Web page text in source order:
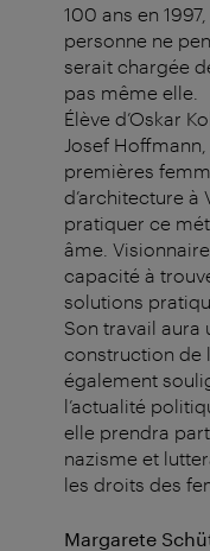
100 ans en 1997,
personne ne
serait chargée
pas même elle.
Élève d’Oskar
Josef
premières
d’architecture à
pratiquer ce
âme.
capacité à
solutions
Son travail aura
construction de
également
l’actualité
elle prendra
nazisme et
les droits des
Margarete